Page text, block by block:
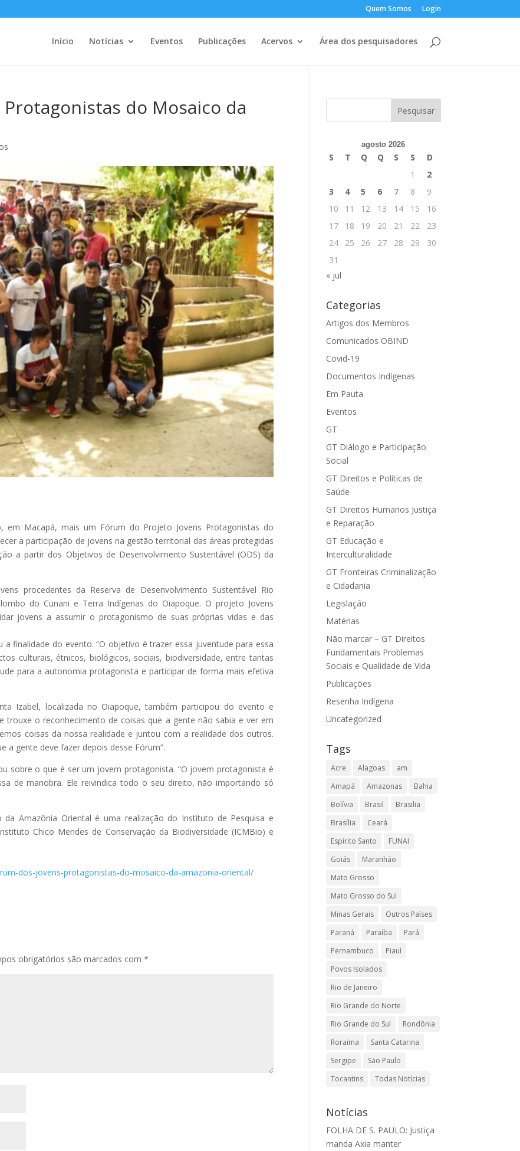
Quem Somos Login
Início Notícias Eventos Publicações Acervos Área dos pesquisadores
Protagonistas do Mosaico da
Macapá, mais um Fórum do Projeto Jovens Protagonistas do
a participação de jovens na gestão territorial das áreas protegidas
a partir dos Objetivos de Desenvolvimento Sustentável (ODS) da
procedentes da Reserva de Desenvolvimento Sustentável Rio
do Cunani e Terra Indígenas do Oiapoque. O projeto Jovens
jovens a assumir o protagonismo de suas próprias vidas e das
finalidade do evento. “O objetivo é trazer essa juventude para essa
culturais, étnicos, biológicos, sociais, biodiversidade, entre tantas
para a autonomia protagonista e participar de forma mais efetiva
Izabel, localizada no Oiapoque, também participou do evento e
trouxe o reconhecimento de coisas que a gente não sabia e ver em
coisas da nossa realidade e juntou com a realidade dos outros.
a gente deve fazer depois desse Fórum”.
sobre o que é ser um jovem protagonista. “O jovem protagonista é
de manobra. Ele reivindica todo o seu direito, não importando só
Amazônia Oriental é uma realização do Instituto de Pesquisa e
Chico Mendes de Conservação da Biodiversidade (ICMBio) e
dos-jovens-protagonistas-do-mosaico-da-amazonia-oriental/
obrigatórios são marcados com*
agosto 2026
S T Q Q S S
D
1
2
3
4 5 6 7 8
9
10
11 12 13 14 15
16
17
18 19 20 21 22
23
24
25 26 27 28 29
30
31
« jul
Categorias
Artigos dos Membros
Comunicados OBIND
Covid-19
Documentos Indígenas
Em Pauta
Eventos
GT
GT Diálogo e Participação
Social
GT Direitos e Políticas de
Saúde
GT Direitos Humanos Justiça
e Reparação
GT Educação e
Interculturalidade
GT Fronteiras Criminalização
e Cidadania
Legislação
Matérias
Não marcar – GT Direitos
Fundamentais Problemas
Sociais e Qualidade de Vida
Publicações
Resenha Indígena
Uncategorized
Tags
Acre Alagoas
am
Amapá
Amazonas
Bahia
Bolívia
Brasil
Brasilia
Brasília
Ceará
Espírito Santo
FUNAI
Goiás
Maranhão
Mato Grosso
Mato Grosso do Sul
Minas Gerais
Outros Países
Paraná
Paraíba
Pará
Pernambuco
Piauí
Povos Isolados
Rio de Janeiro
Rio Grande do Norte
Rio Grande do Sul
Rondônia
Roraima
Santa Catarina
Sergipe
São Paulo
Tocantins
Todas Notícias
Notícias
FOLHA DE S. PAULO: Justiça
manda Axia manter